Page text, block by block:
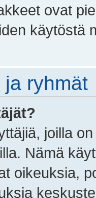
ovat
käytöstä
ja ryhmät
joilla
Nämä
oikeuksia,